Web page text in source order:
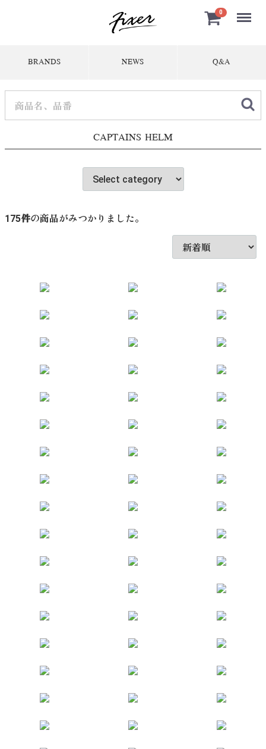
0 Menu
BRANDS NEWS Q&A
CAPTAINS HELM
175件の商品がみつかりました。